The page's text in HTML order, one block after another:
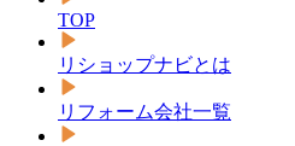
TOP
リショップナビとは
リフォーム会社一覧